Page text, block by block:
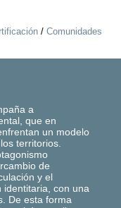
/ Comunidades
a
que en
un modelo
territorios.
de
y el
identitaria, con una
De esta forma